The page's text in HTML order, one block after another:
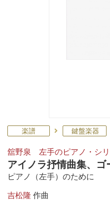
楽譜 鍵盤楽器
舘野泉 左手のピアノ・シ
アイノラ抒情曲集、ゴ
ピアノ（左手）のために
吉松隆 作曲